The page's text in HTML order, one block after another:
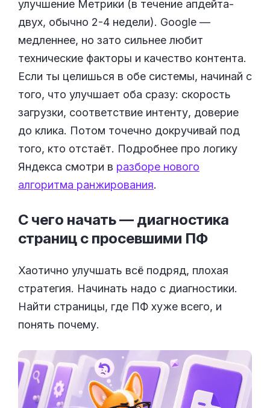
улучшение Метрики (в течение апдейта-
двух, обычно 2-4 недели). Google —
медленнее, но зато сильнее любит
технические факторы и качество контента.
Если ты целишься в обе системы, начинай с
того, что улучшает оба сразу: скорость
загрузки, соответствие интенту, доверие
до клика. Потом точечно докручивай под
того, кто отстаёт. Подробнее про логику
Яндекса смотри в разборе нового
алгоритма ранжирования.
С чего начать — диагностика
страниц с просевшими ПФ
Хаотично улучшать всё подряд, плохая
стратегия. Начинать надо с диагностики.
Найти страницы, где ПФ хуже всего, и
понять почему.